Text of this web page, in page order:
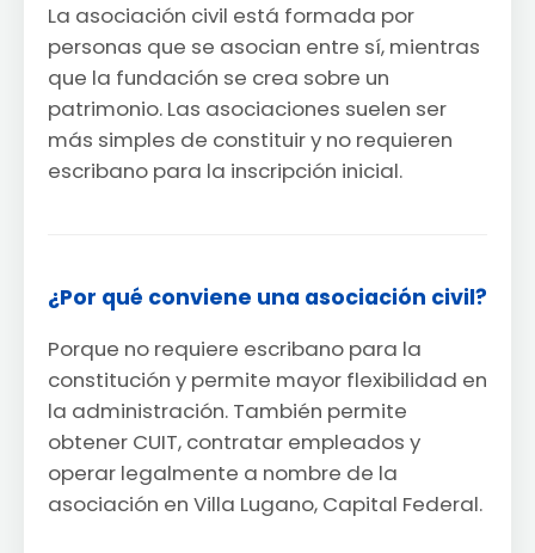
La asociación civil está formada por
personas que se asocian entre sí, mientras
que la fundación se crea sobre un
patrimonio. Las asociaciones suelen ser
más simples de constituir y no requieren
escribano para la inscripción inicial.
¿Por qué conviene una asociación civil?
Porque no requiere escribano para la
constitución y permite mayor flexibilidad en
la administración. También permite
obtener CUIT, contratar empleados y
operar legalmente a nombre de la
asociación en Villa Lugano, Capital Federal.